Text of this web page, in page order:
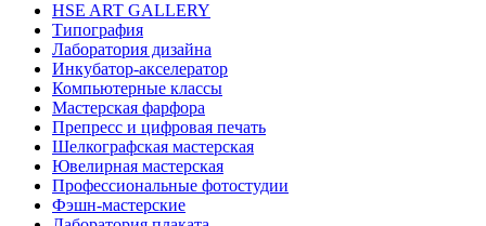
HSE ART GALLERY
Типография
Лаборатория дизайна
Инкубатор-акселератор
Компьютерные классы
Мастерская фарфора
Препресс и цифровая печать
Шелкографская мастерская
Ювелирная мастерская
Профессиональные фотостудии
Фэшн-мастерские